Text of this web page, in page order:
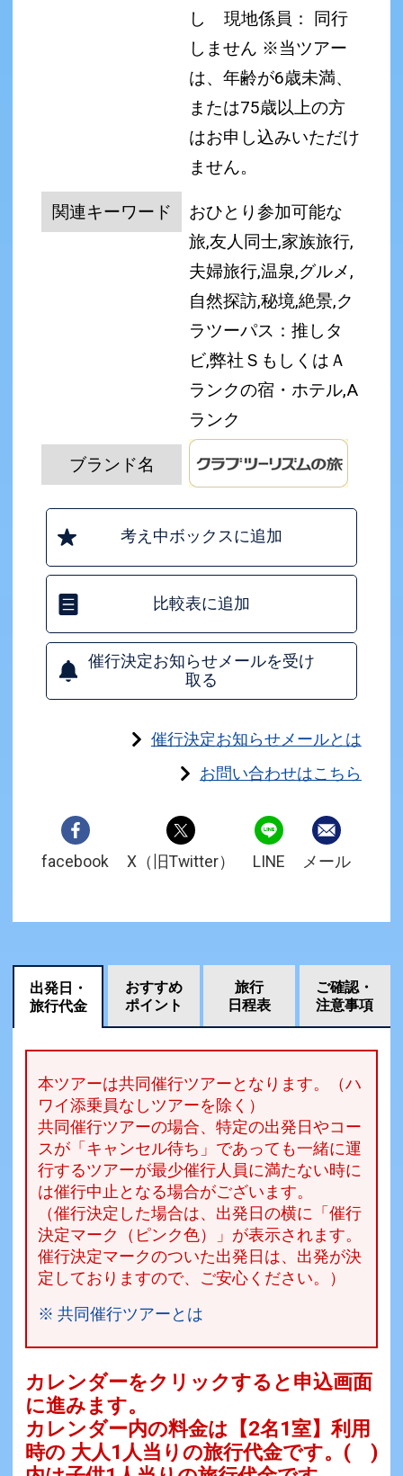
し
現地係員： 同行
しません ※当ツアー
は、年齢が6歳未満、
または75歳以上の方
はお申し込みいただけ
ません。
関連キーワード
おひとり参加可能な
旅,友人同士,家族旅行,
夫婦旅行,温泉,グルメ,
自然探訪,秘境,絶景,ク
ラツーパス：推しタ
ビ,弊社ＳもしくはＡ
ランクの宿・ホテル,A
ランク
ブランド名
考え中ボックスに追加
比較表に追加
催行決定お知らせメールを受け
取る
催行決定お知らせメールとは
お問い合わせはこちら
facebook X（旧Twitter） LINE メール
出発日・
旅行代金
おすすめ
ポイント
旅行
日程表
ご確認・
注意事項
本ツアーは共同催行ツアーとなります。（ハ
ワイ添乗員なしツアーを除く）
共同催行ツアーの場合、特定の出発日やコー
スが「キャンセル待ち」であっても一緒に運
行するツアーが最少催行人員に満たない時に
は催行中止となる場合がございます。
（催行決定した場合は、出発日の横に「催行
決定マーク（ピンク色）」が表示されます。
催行決定マークのついた出発日は、出発が決
定しておりますので、ご安心ください。）
※ 共同催行ツアーとは
カレンダーをクリックすると申込画面
に進みます。
カレンダー内の料金は 【2名1室】利用
時の 大人1人当りの旅行代金です。 ( )